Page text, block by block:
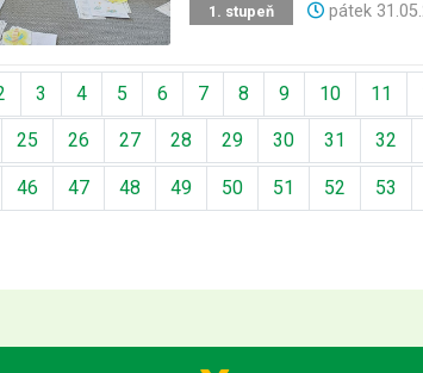
1. stupeň pátek
3 4 5 6 7 8 9 10 11
25 26 27 28 29 30 31 32
46 47 48 49 50 51 52 53